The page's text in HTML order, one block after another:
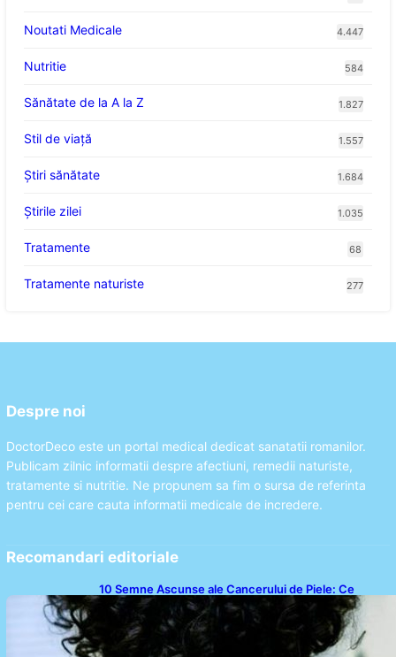
Noutati Medicale 4.447
Nutritie 584
Sănătate de la A la Z 1.827
Stil de viaţă 1.557
Ştiri sănătate 1.684
Știrile zilei 1.035
Tratamente 68
Tratamente naturiste 277
Despre noi
DoctorDeco este un portal medical dedicat sanatatii romanilor.
Publicam zilnic informatii despre afectiuni, remedii naturiste,
tratamente si nutritie. Ne propunem sa fim o sursa de referinta
pentru cei care cauta informatii medicale de incredere.
Recomandari editoriale
10 Semne Ascunse ale Cancerului de Piele: Ce
Trebuie să Știm pentru a Ne Proteja